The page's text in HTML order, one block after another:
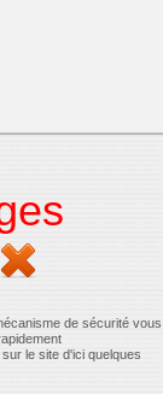
de sécurité vous
le site d'ici quelques